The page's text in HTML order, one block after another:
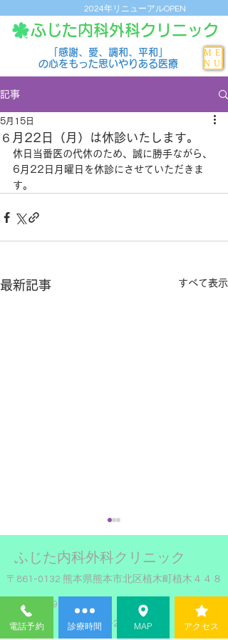
ME
NU
2024年リニューアルOPEN
ふじた内科外科クリニック
「感謝、愛、調和、平和」
の心をもった思いやりある医療
記事
６月22日（月）は休診いたします。
5月15日
休日当番医の代休のため、誠に勝手ながら、
6月22日月曜日を休診にさせていただきま
す。
最新記事 すべて表示
ふじた内科外科クリニック
〒861-0132 熊本県熊本市北区植木町植木４４８
096-272-1527
Fax:096-272-1526
電話予約 診療時間 MAP アクセス